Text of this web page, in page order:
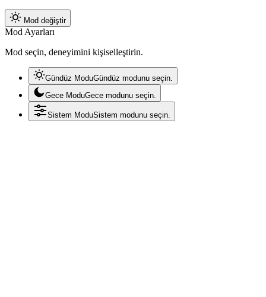
Mod değiştir
Mod Ayarları
Mod seçin, deneyimini kişiselleştirin.
Gündüz ModuGündüz modunu seçin.
Gece ModuGece modunu seçin.
Sistem ModuSistem modunu seçin.